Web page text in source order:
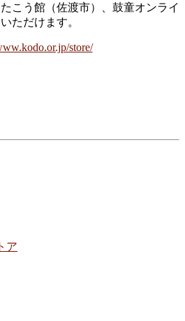
こう館（佐渡市）、鼓童オンライ
ただけます。
store/
ア